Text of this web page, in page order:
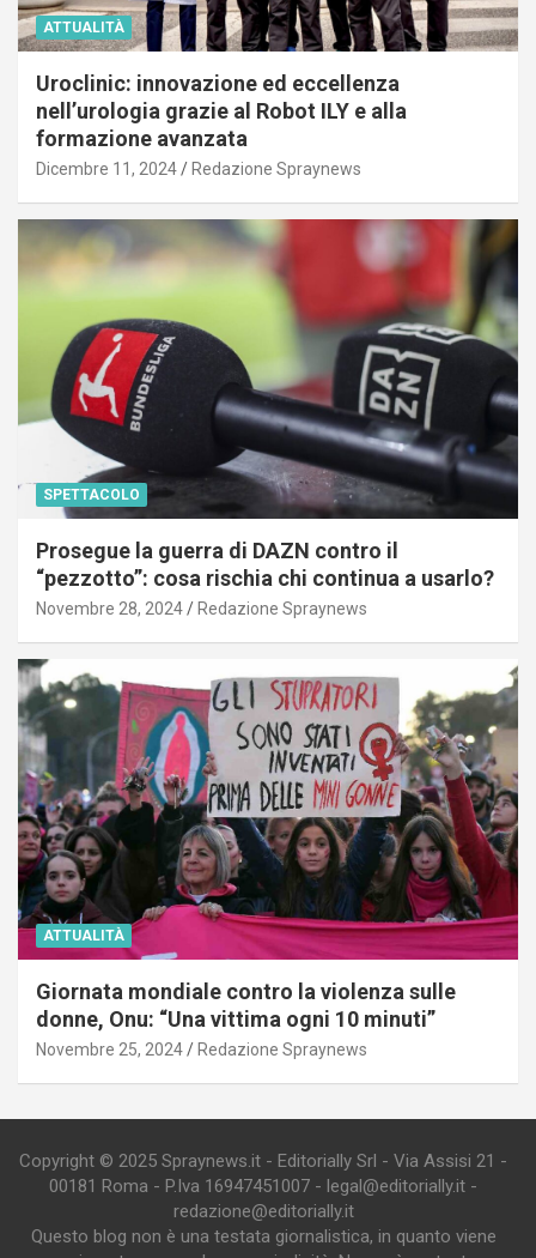
ATTUALITÀ
Uroclinic: innovazione ed eccellenza
nell’urologia grazie al Robot ILY e alla
formazione avanzata
Dicembre 11, 2024 Redazione Spraynews
SPETTACOLO
Prosegue la guerra di DAZN contro il
“pezzotto”: cosa rischia chi continua a usarlo?
Novembre 28, 2024 Redazione Spraynews
ATTUALITÀ
Giornata mondiale contro la violenza sulle
donne, Onu: “Una vittima ogni 10 minuti”
Novembre 25, 2024 Redazione Spraynews
Copyright © 2025 Spraynews.it - Editorially Srl - Via Assisi 21 -
00181 Roma - P.Iva 16947451007 - legal@editorially.it -
redazione@editorially.it
Questo blog non è una testata giornalistica, in quanto viene